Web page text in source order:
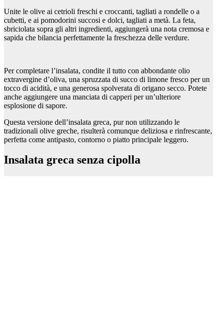
Unite le olive ai cetrioli freschi e croccanti, tagliati a rondelle o a
cubetti, e ai pomodorini succosi e dolci, tagliati a metà. La feta,
sbriciolata sopra gli altri ingredienti, aggiungerà una nota cremosa e
sapida che bilancia perfettamente la freschezza delle verdure.
Per completare l’insalata, condite il tutto con abbondante olio
extravergine d’oliva, una spruzzata di succo di limone fresco per un
tocco di acidità, e una generosa spolverata di origano secco. Potete
anche aggiungere una manciata di capperi per un’ulteriore
esplosione di sapore.
Questa versione dell’insalata greca, pur non utilizzando le
tradizionali olive greche, risulterà comunque deliziosa e rinfrescante,
perfetta come antipasto, contorno o piatto principale leggero.
Insalata greca senza cipolla